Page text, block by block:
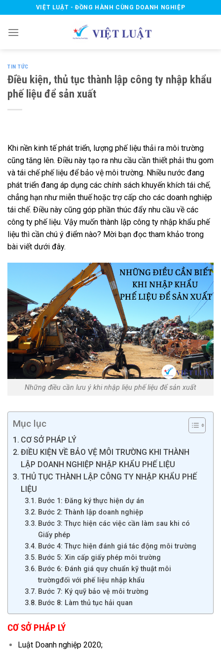
to
content
VIỆT LUẬT - ĐỒNG HÀNH CÙNG DOANH NGHIỆP
TIN TỨC
Điều kiện, thủ tục thành lập công ty nhập khẩu
phế liệu để sản xuất
Khi nền kinh tế phát triển, lượng phế liệu thải ra môi trường
cũng tăng lên. Điều này tạo ra nhu cầu cần thiết phải thu gom
và tái chế phế liệu để bảo vệ môi trường. Nhiều nước đang
phát triển đang áp dụng các chính sách khuyến khích tái chế,
chẳng hạn như miễn thuế hoặc trợ cấp cho các doanh nghiệp
tái chế. Điều này cũng góp phần thúc đẩy nhu cầu về các
công ty phế liệu. Vậy muốn thành lập công ty nhập khẩu phế
liệu thì cần chú ý điểm nào? Mời bạn đọc tham khảo trong
bài viết dưới đây.
Những điều cần lưu ý khi nhập liệu phế liệu để sản xuất
Mục lục
CƠ SỞ PHÁP LÝ
ĐIỀU KIỆN VỀ BẢO VỆ MÔI TRƯỜNG KHI THÀNH
LẬP DOANH NGHIỆP NHẬP KHẨU PHẾ LIỆU
THỦ TỤC THÀNH LẬP CÔNG TY NHẬP KHẨU PHẾ
LIỆU
Bước 1: Đăng ký thực hiện dự án
Bước 2: Thành lập doanh nghiệp
Bước 3: Thực hiện các việc cần làm sau khi có
Giấy phép
Bước 4: Thực hiện đánh giá tác động môi trường
Bước 5: Xin cấp giấy phép môi trường
Bước 6: Đánh giá quy chuẩn kỹ thuật môi
trườngđối với phế liệu nhập khẩu
Bước 7: Ký quỹ bảo vệ môi trường
Bước 8: Làm thủ tục hải quan
CƠ SỞ PHÁP LÝ
Luật Doanh nghiệp 2020;